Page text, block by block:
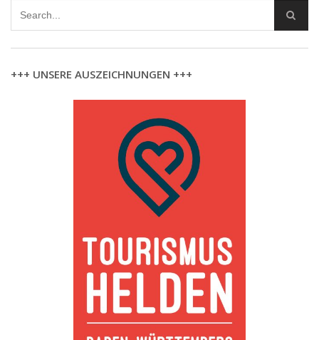
+++ UNSERE AUSZEICHNUNGEN +++